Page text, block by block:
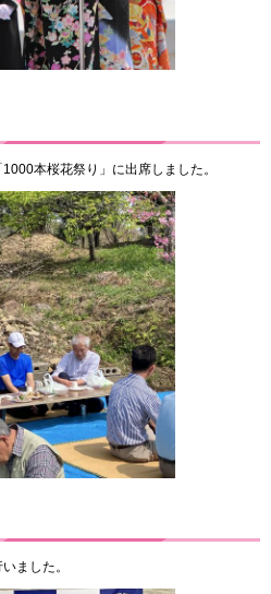
本桜花祭り」に出席しました。
ました。